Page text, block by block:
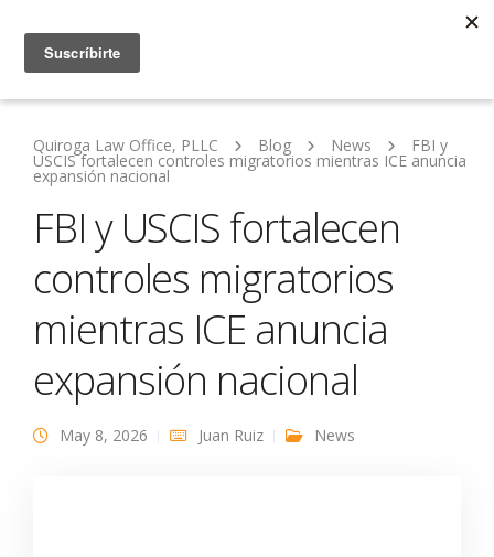
Quiroga Law Office, PLLC Blog News FBI y
USCIS fortalecen controles migratorios mientras ICE anuncia
expansión nacional
FBI y USCIS fortalecen
controles migratorios
mientras ICE anuncia
expansión nacional
May 8, 2026 Juan Ruiz News